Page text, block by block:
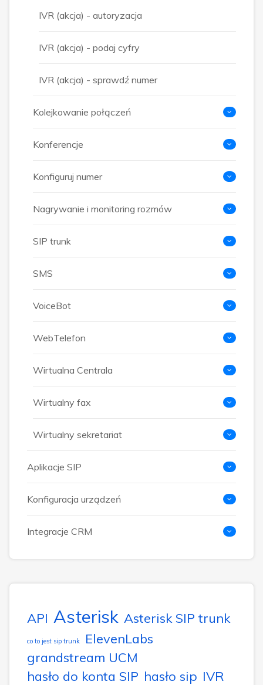
IVR (akcja) - autoryzacja
IVR (akcja) - podaj cyfry
IVR (akcja) - sprawdź numer
Kolejkowanie połączeń
Konferencje
Konfiguruj numer
Nagrywanie i monitoring rozmów
SIP trunk
SMS
VoiceBot
WebTelefon
Wirtualna Centrala
Wirtualny fax
Wirtualny sekretariat
Aplikacje SIP
Konfiguracja urządzeń
Integracje CRM
API Asterisk Asterisk SIP trunk
co to jest sip trunk
ElevenLabs
grandstream UCM
hasło do konta SIP hasło sip IVR